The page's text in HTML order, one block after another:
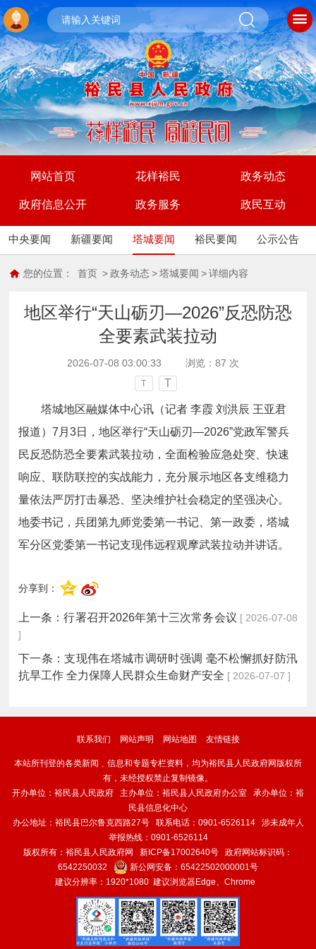
网站首页 花样裕民 政务动态
政府信息公开 政务服务 政民互动
中央要闻 新疆要闻 塔城要闻 裕民要闻 公示公告
您的位置： 首页 > 政务动态 > 塔城要闻 > 详细内容
地区举行“天山砺刃—2026”反恐防恐
全要素武装拉动
2026-07-08 03:00:33 浏览： 87 次
T T
塔城地区融媒体中心讯（记者 李霞 刘洪辰 王亚君
报道）7月3日，地区举行“天山砺刃—2026”党政军警兵
民反恐防恐全要素武装拉动，全面检验应急处突、快速
响应、联防联控的实战能力，充分展示地区各支维稳力
量依法严厉打击暴恐、坚决维护社会稳定的坚强决心。
地委书记，兵团第九师党委第一书记、第一政委，塔城
军分区党委第一书记支现伟远程观摩武装拉动并讲话。
分享到：
上一条：行署召开2026年第十三次常务会议 [ 2026-07-08
]
下一条：支现伟在塔城市调研时强调 毫不松懈抓好防汛
抗旱工作 全力保障人民群众生命财产安全 [ 2026-07-07 ]
联系我们 网站声明 网站地图 友情链接
本站所刊登的各类新闻﹑信息和专题专栏资料，均为裕民县人民政府网版权所
有，未经授权禁止复制镜像。
开办单位：裕民县人民政府 主办单位：裕民县人民政府办公室 承办单位：裕
民县信息化中心
办公地址：裕民县巴尔鲁克西路27号 联系电话：0901-6526114 涉未成年人
举报热线：0901-6526114
版权所有：裕民县人民政府网 新ICP备17002640号 政府网站标识码：
6542250032
新公网安备： 65422502000001号
建议分辨率：1920*1080 建议浏览器Edge、Chrome